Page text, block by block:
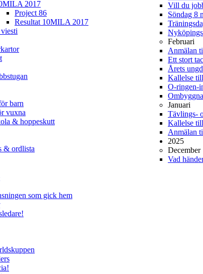
2017
Project 86
Resultat 10MILA 2017
barn
vuxna
& hoppeskutt
& ordlista
Vill du
Söndag 8
Februari
Anmälan
Ett stort
Årets
Kallelse
O-ringen-
Januari
Tävlings-
Kallelse
Anmälan
2025
December
Vad
som gick hem